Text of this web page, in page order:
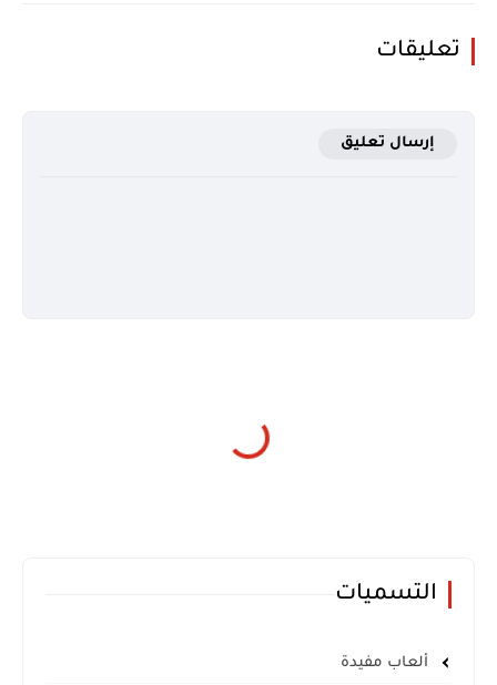
تعليقات
إرسال تعليق
التسميات
ألعاب مفيدة